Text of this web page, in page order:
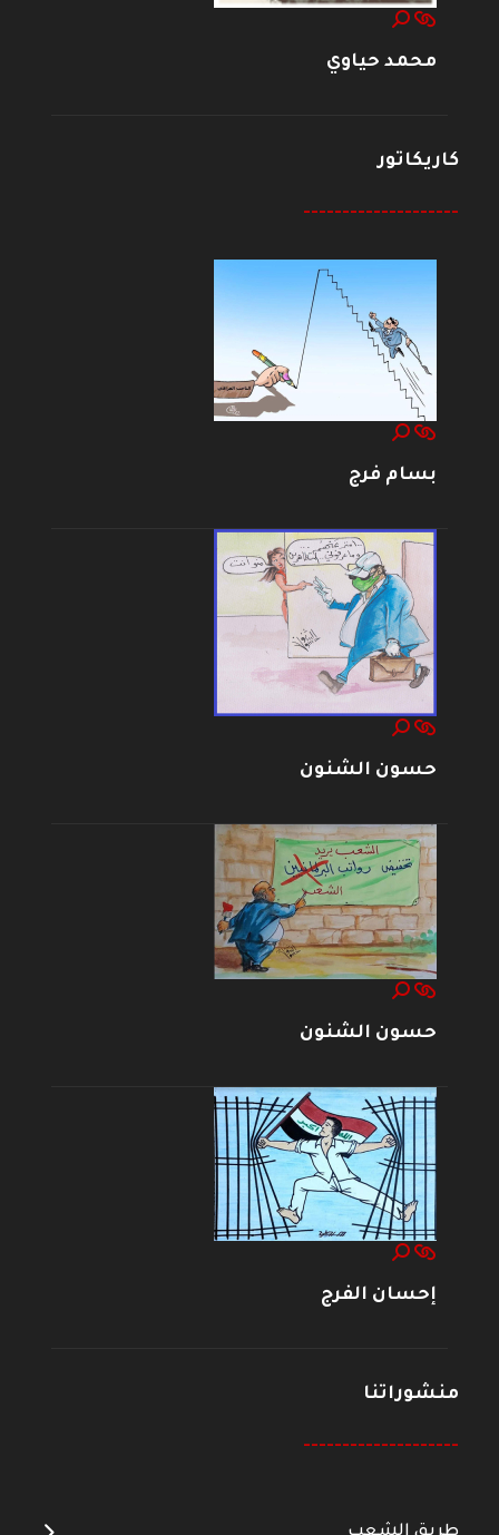
محمد حياوي
كاريكاتور
--------------------
بسام فرج
حسون الشنون
حسون الشنون
إحسان الفرج
منشوراتنا
--------------------